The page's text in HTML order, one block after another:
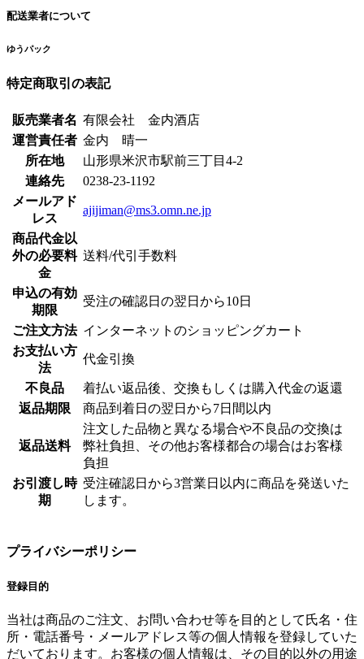
配送業者について
ゆうパック
特定商取引の表記
販売業者名 有限会社 金内酒店
運営責任者 金内 晴一
所在地
山形県米沢市駅前三丁目4-2
連絡先
0238-23-1192
メールアド
レス
ajijiman@ms3.omn.ne.jp
商品代金以
外の必要料
金
送料/代引手数料
申込の有効
期限
受注の確認日の翌日から10日
ご注文方法 インターネットのショッピングカート
お支払い方
法
代金引換
不良品
着払い返品後、交換もしくは購入代金の返還
返品期限
商品到着日の翌日から7日間以内
返品送料
注文した品物と異なる場合や不良品の交換は
弊社負担、その他お客様都合の場合はお客様
負担
お引渡し時
期
受注確認日から3営業日以内に商品を発送いた
します。
プライバシーポリシー
登録目的
当社は商品のご注文、お問い合わせ等を目的として氏名・住
所・電話番号・メールアドレス等の個人情報を登録していた
だいております。お客様の個人情報は、その目的以外の用途